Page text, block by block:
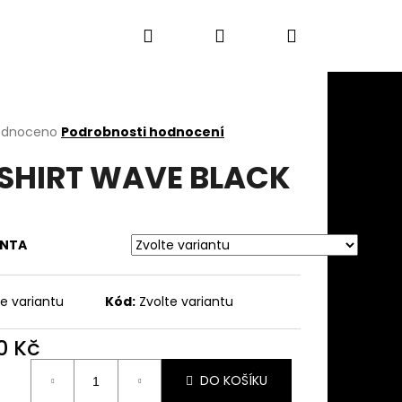
Kontakty Doprava
Hledat PřihlášeníNákupní
Podrobnosti hodnocení
WAVE BLACK
variantu Kód: Zvolte variantu
Kč
DO KOŠÍKU